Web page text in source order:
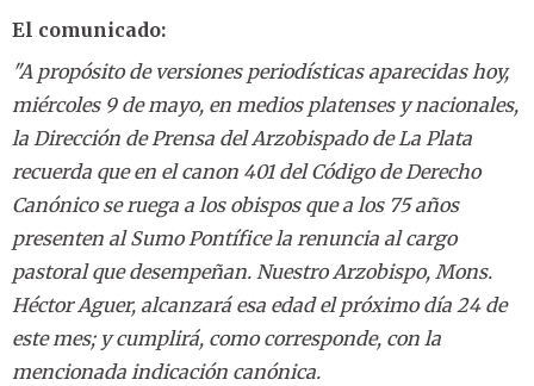
El comunicado:
"A propósito de versiones periodísticas aparecidas hoy,
miércoles 9 de mayo, en medios platenses y nacionales,
la Dirección de Prensa del Arzobispado de La Plata
recuerda que en el canon 401 del Código de Derecho
Canónico se ruega a los obispos que a los 75 años
presenten al Sumo Pontífice la renuncia al cargo
pastoral que desempeñan. Nuestro Arzobispo, Mons.
Héctor Aguer, alcanzará esa edad el próximo día 24 de
este mes; y cumplirá, como corresponde, con la
mencionada indicación canónica.